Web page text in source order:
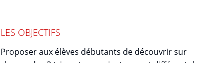
LES OBJECTIFS
Proposer aux élèves débutants de découvrir sur